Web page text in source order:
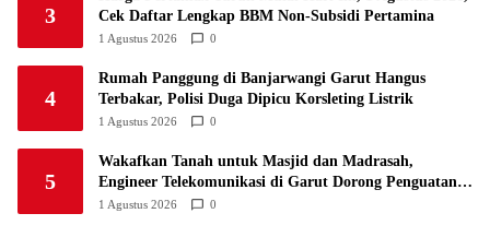
3
Cek Daftar Lengkap BBM Non-Subsidi Pertamina
1 Agustus 2026 0
4
Rumah Panggung di Banjarwangi Garut Hangus
Terbakar, Polisi Duga Dipicu Korsleting Listrik
1 Agustus 2026 0
5
Wakafkan Tanah untuk Masjid dan Madrasah,
Engineer Telekomunikasi di Garut Dorong Penguatan
Pendidikan Keagamaan
1 Agustus 2026 0